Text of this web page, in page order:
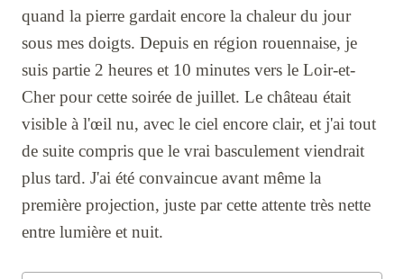
quand la pierre gardait encore la chaleur du jour
sous mes doigts. Depuis en région rouennaise, je
suis partie 2 heures et 10 minutes vers le Loir-et-
Cher pour cette soirée de juillet. Le château était
visible à l'œil nu, avec le ciel encore clair, et j'ai tout
de suite compris que le vrai basculement viendrait
plus tard. J'ai été convaincue avant même la
première projection, juste par cette attente très nette
entre lumière et nuit.